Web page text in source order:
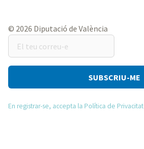
© 2026 Diputació de València
teu
correu-
En registrar-se, accepta la Política de Privacitat